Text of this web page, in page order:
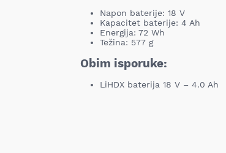
Napon baterije: 18 V
Kapacitet baterije: 4 Ah
Energija: 72 Wh
Težina: 577 g
Obim isporuke:
LiHDX baterija 18 V – 4.0 Ah